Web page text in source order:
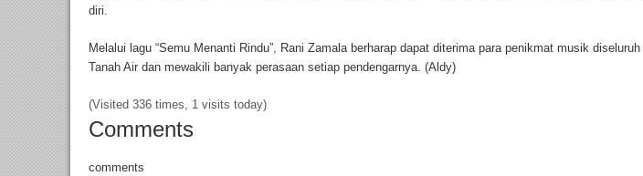
diri.
Melalui lagu “Semu Menanti Rindu”, Rani Zamala berharap dapat diterima para penikmat musik diseluruh
Tanah Air dan mewakili banyak perasaan setiap pendengarnya. (Aldy)
(Visited 336 times, 1 visits today)
Comments
comments